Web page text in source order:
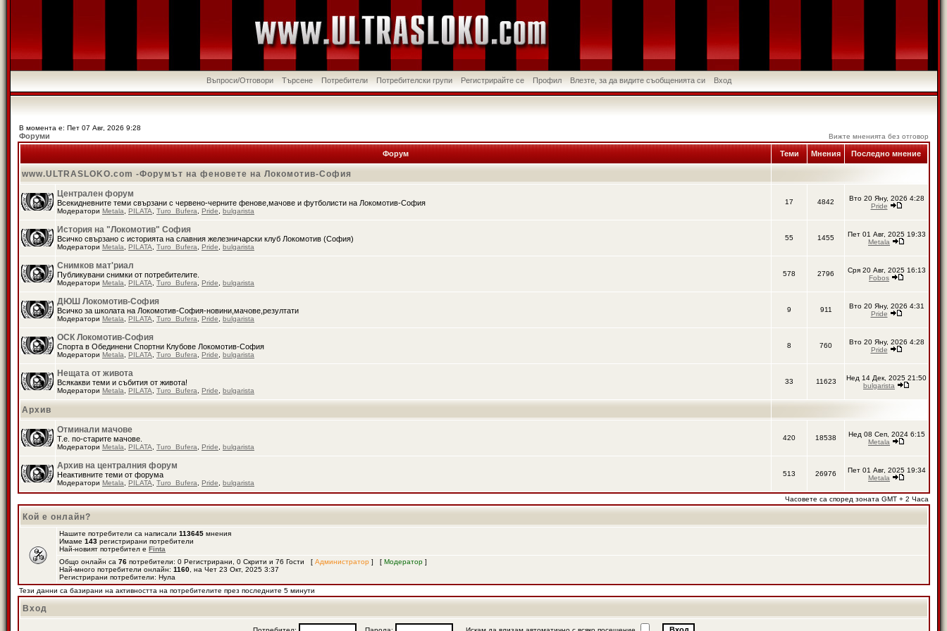
Въпроси/Отговори Търсене Потребители Потребителски групи Регистрирайте се Профил Влезте, за да видите съобщенията си Вход
В момента е: Пет 07 Авг, 2026 9:28
Форуми Вижте мненията без отговор
Форум Теми Мнения Последно мнение
www.ULTRASLOKO.com -Форумът на феновете на Локомотив-София
Централен форум
Всекидневните теми свързани с червено-черните фенове,мачове и футболисти на Локомотив-София
Модератори Metala PILATA Turo_Bufera Pride bulgarista
17 4842
Вто 20 Яну, 2026 4:28
Pride
История на "Локомотив" София
Всичко свързано с историята на славния железничарски клуб Локомотив (София)
Модератори Metala PILATA Turo_Bufera Pride bulgarista
55 1455
Пет 01 Авг, 2025 19:33
Metala
Снимков мат'риал
Публикувани снимки от потребителите.
Модератори Metala PILATA Turo_Bufera Pride bulgarista
578 2796
Сря 20 Авг, 2025 16:13
Fobos
ДЮШ Локомотив-София
Всичко за школата на Локомотив-София-новини,мачове,резултати
Модератори Metala PILATA Turo_Bufera Pride bulgarista
9 911
Вто 20 Яну, 2026 4:31
Pride
ОСК Локомотив-София
Спорта в Обединени Спортни Клубове Локомотив-София
Модератори Metala PILATA Turo_Bufera Pride bulgarista
8 760
Вто 20 Яну, 2026 4:28
Pride
Нещата от живота
Всякакви теми и събития от живота!
Модератори Metala PILATA Turo_Bufera Pride bulgarista
33 11623
Нед 14 Дек, 2025 21:50
bulgarista
Архив
Отминали мачове
Т.е. по-старите мачове.
Модератори Metala PILATA Turo_Bufera Pride bulgarista
420 18538
Нед 08 Сеп, 2024 6:15
Metala
Архив на централния форум
Неактивните теми от форума
Модератори Metala PILATA Turo_Bufera Pride bulgarista
513 26976
Пет 01 Авг, 2025 19:34
Metala
Часовете са според зоната GMT + 2 Часа
Кой е онлайн?
Нашите потребители са написали 113645 мнения
Имаме 143 регистрирани потребители
Най-новият потребител е Finta
Общо онлайн са 76 потребители: 0 Регистрирани, 0 Скрити и 76 Гости [ Администратор ] [ Модератор ]
Най-много потребители онлайн: 1160 , на Чет 23 Окт, 2025 3:37
Регистрирани потребители: Нула
Тези данни са базирани на активността на потребителите през последните 5 минути
Вход